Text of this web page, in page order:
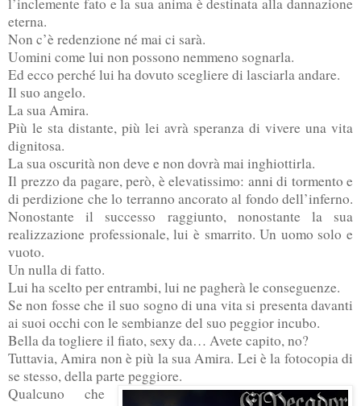
eterna.
Non c’è redenzione né mai ci sarà.
Uomini come lui non possono nemmeno sognarla.
Ed ecco perché lui ha dovuto scegliere di lasciarla andare.
Il suo angelo.
La sua Amira.
Più le sta distante, più lei avrà speranza di vivere una vita
dignitosa.
La sua oscurità non deve e non dovrà mai inghiottirla.
Il prezzo da pagare, però, è elevatissimo: anni di tormento e
di perdizione che lo terranno ancorato al fondo dell’inferno.
Nonostante il successo raggiunto, nonostante la sua
realizzazione professionale, lui è smarrito. Un uomo solo e
vuoto.
Un nulla di fatto.
Lui ha scelto per entrambi, lui ne pagherà le conseguenze.
Se non fosse che il suo sogno di una vita si presenta davanti
ai suoi occhi con le sembianze del suo peggior incubo.
Bella da togliere il fiato, sexy da… Avete capito, no?
Tuttavia, Amira non è più la sua Amira. Lei è la fotocopia di
se stesso, della parte peggiore.
Qualcuno che